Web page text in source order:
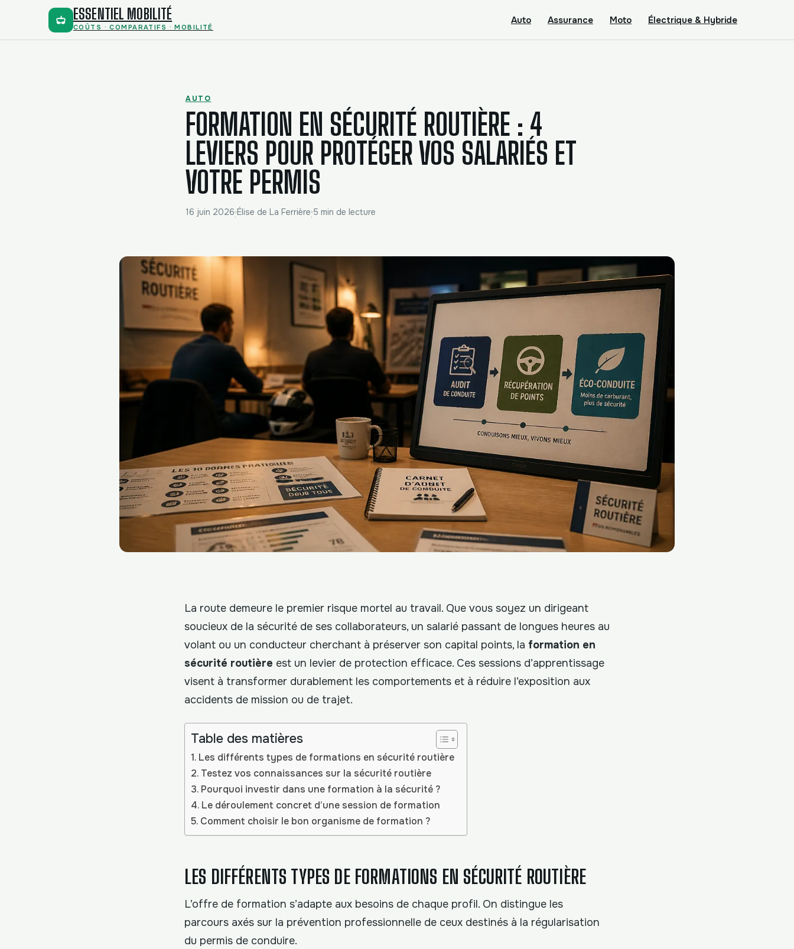
ESSENTIEL MOBILITÉ
COÛTS · COMPARATIFS · MOBILITÉ
Auto Assurance Moto Électrique & Hybride
AUTO
FORMATION EN SÉCURITÉ ROUTIÈRE : 4
LEVIERS POUR PROTÉGER VOS SALARIÉS ET
VOTRE PERMIS
16 juin 2026·Élise de La Ferrière·5 min de lecture
La route demeure le premier risque mortel au travail. Que vous soyez un dirigeant
soucieux de la sécurité de ses collaborateurs, un salarié passant de longues heures au
volant ou un conducteur cherchant à préserver son capital points, la formation en
sécurité routière est un levier de protection efficace. Ces sessions d’apprentissage
visent à transformer durablement les comportements et à réduire l’exposition aux
accidents de mission ou de trajet.
Table des matières
Les différents types de formations en sécurité routière
Testez vos connaissances sur la sécurité routière
Pourquoi investir dans une formation à la sécurité ?
Le déroulement concret d’une session de formation
Comment choisir le bon organisme de formation ?
LES DIFFÉRENTS TYPES DE FORMATIONS EN SÉCURITÉ ROUTIÈRE
L’offre de formation s’adapte aux besoins de chaque profil. On distingue les
parcours axés sur la prévention professionnelle de ceux destinés à la régularisation
du permis de conduire.